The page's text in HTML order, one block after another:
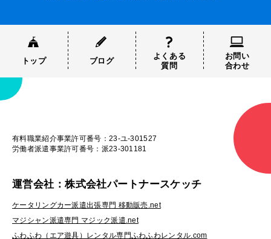
トップ ブログ
よくある
質問
お問い
合わせ
有料職業紹介事業許可番号：23-ユ-301527
労働者派遣事業許可番号：派23-301181
運営会社：株式会社パートナースケッチ
ケータリングカー派遣出張専門 移動販売.net
マジシャン派遣専門 マジック派遣.net
ふわふわ（エア遊具）レンタル専門ふわふわレンタル.com